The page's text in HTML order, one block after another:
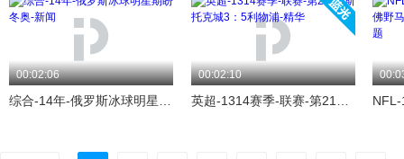
00:02:06 00:02:10